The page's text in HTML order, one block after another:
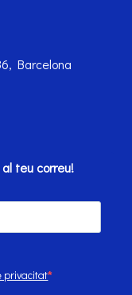
teu correu!
privacitat
Barcelona